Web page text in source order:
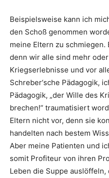
Beispielsweise kann ich
den Schoß genommen
meine Eltern zu schmiegen.
denn wir alle sind mehr
Kriegserlebnisse und vor
Schreber‘sche Pädagogik,
Pädagogik, „der Wille des
brechen!“ traumatisiert
Eltern nicht vor, denn sie
handelten nach bestem
Aber meine Patienten und
somit Profiteur von ihren
Leben die Suppe auslöffeln,